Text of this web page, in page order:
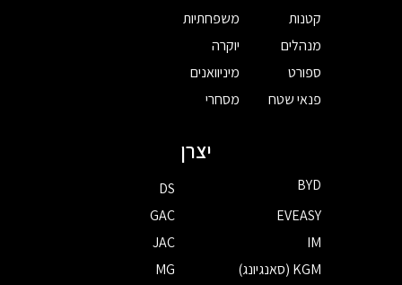
קטנות
מנהלים
ספורט
פנאי שטח
משפחתיות
יוקרה
מיניוואנים
מסחרי
יצרן
BYD
DS
EVEASY
GAC
IM
JAC
KGM (סאנגיונג)
MG